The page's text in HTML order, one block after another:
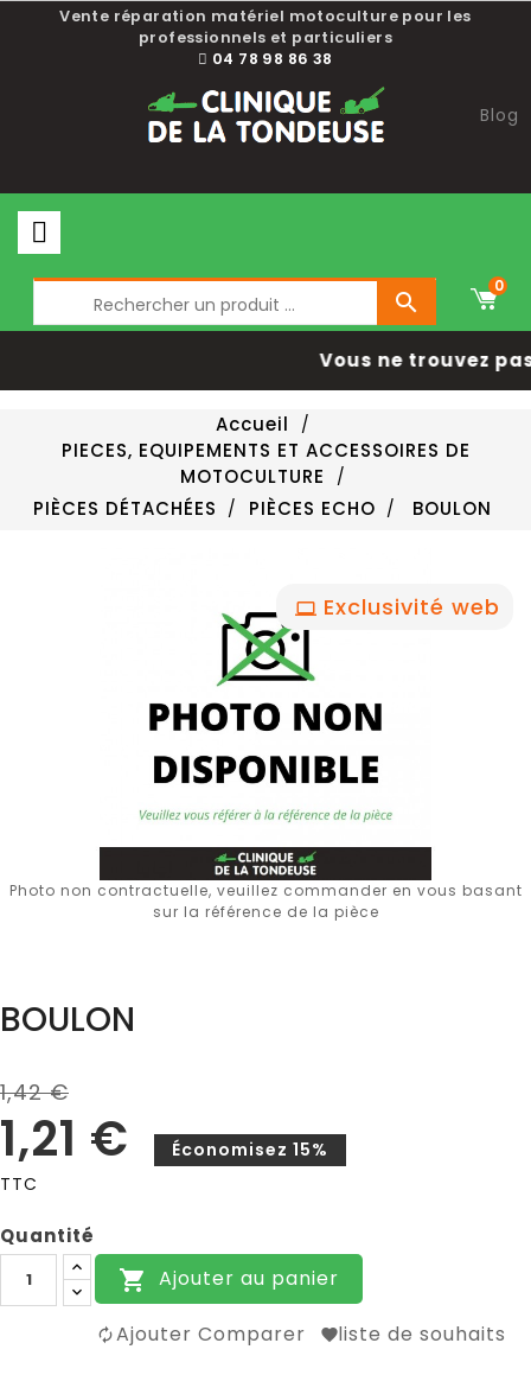
Vente réparation matériel motoculture pour les
professionnels et particuliers
04 78 98 86 38
Blog

0
Vous ne trouvez
Accueil
PIECES, EQUIPEMENTS ET ACCESSOIRES DE
MOTOCULTURE
PIÈCES DÉTACHÉES
PIÈCES ECHO BOULON
Exclusivité web
Photo non contractuelle, veuillez commander en vous basant
sur la référence de la pièce
BOULON
1,42 €
1,21 €
Économisez 15%
TTC
Quantité
 Ajouter au panier
Ajouter Comparer liste de souhaits